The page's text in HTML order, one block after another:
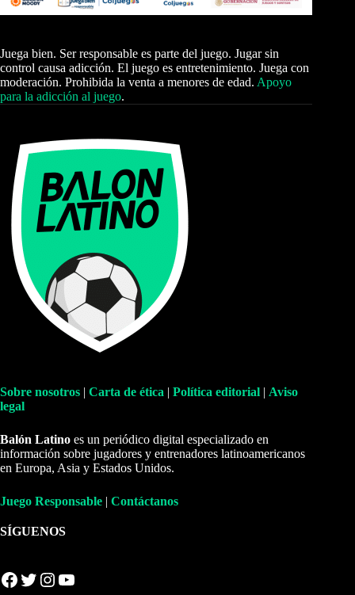
Juega bien. Ser responsable es parte del juego. Jugar sin
control causa adicción. El juego es entretenimiento. Juega con
moderación. Prohibida la venta a menores de edad. Apoyo
para la adicción al juego.
Sobre nosotros | Carta de ética | Política editorial | Aviso
legal
Balón Latino es un periódico digital especializado en
información sobre jugadores y entrenadores latinoamericanos
en Europa, Asia y Estados Unidos.
Juego Responsable | Contáctanos
SÍGUENOS
Facebook Twitter Instagram YouTube